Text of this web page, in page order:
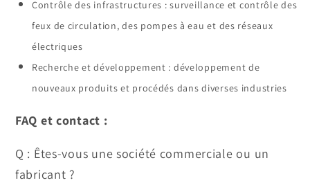
Contrôle des infrastructures : surveillance et contrôle des
feux de circulation, des pompes à eau et des réseaux
électriques
Recherche et développement : développement de
nouveaux produits et procédés dans diverses industries
FAQ et contact :
Q : Êtes-vous une société commerciale ou un
fabricant ?